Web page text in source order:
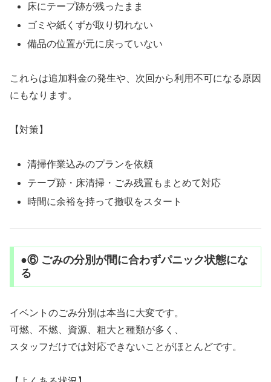
床にテープ跡が残ったまま
ゴミや紙くずが取り切れない
備品の位置が元に戻っていない
これらは追加料金の発生や、次回から利用不可になる原因
にもなります。
【対策】
清掃作業込みのプランを依頼
テープ跡・床清掃・ごみ残置もまとめて対応
時間に余裕を持って撤収をスタート
●⑥ ごみの分別が間に合わずパニック状態にな
る
イベントのごみ分別は本当に大変です。
可燃、不燃、資源、粗大と種類が多く、
スタッフだけでは対応できないことがほとんどです。